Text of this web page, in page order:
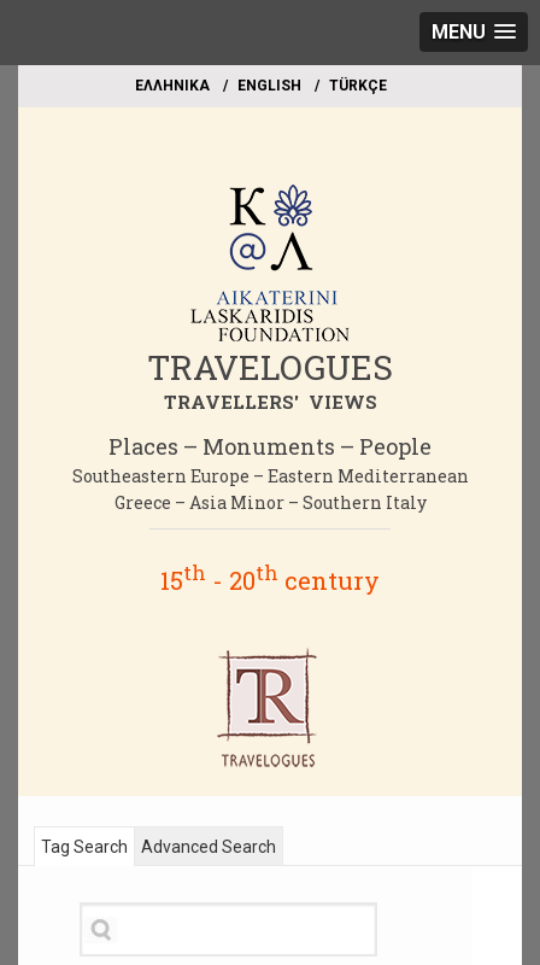
MENU
EΛΛΗΝΙΚΑ ΕΝGLISH TÜRKÇE
TRAVELOGUES
TRAVELLERS' VIEWS
Places – Monuments – People
Southeastern Europe – Eastern Mediterranean
Greece – Asia Minor – Southern Italy
15th - 20th century
Tag Search Advanced Search